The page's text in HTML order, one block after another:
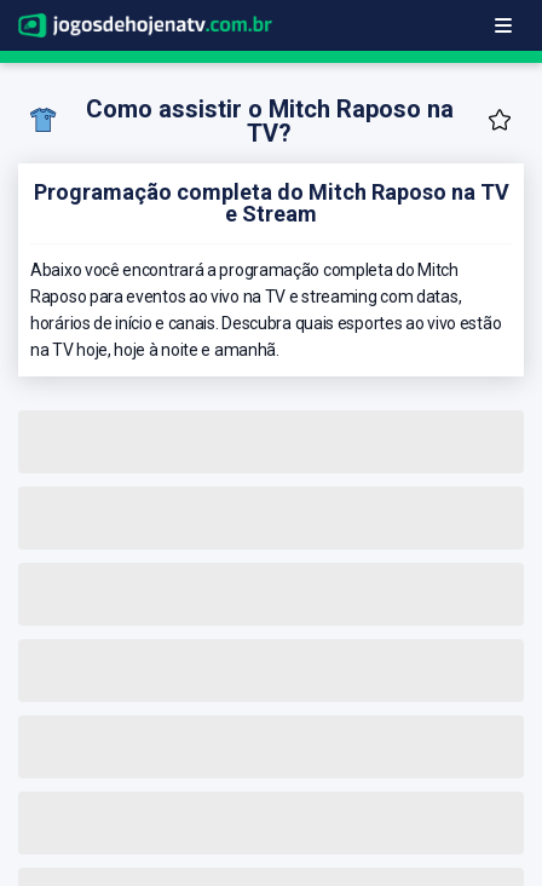
Como assistir o Mitch Raposo na
TV?
Programação completa do Mitch Raposo na TV
e Stream
Abaixo você encontrará a programação completa do Mitch
Raposo para eventos ao vivo na TV e streaming com datas,
horários de início e canais. Descubra quais esportes ao vivo estão
na TV hoje, hoje à noite e amanhã.